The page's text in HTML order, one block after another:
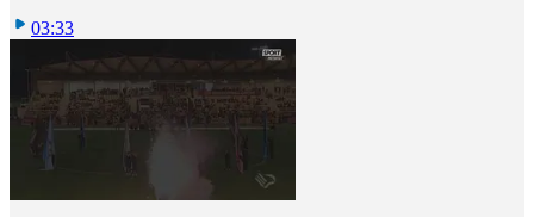
03:33